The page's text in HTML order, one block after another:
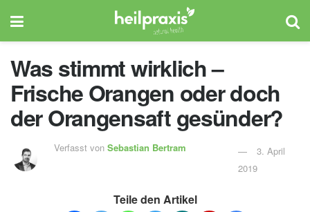
Was stimmt wirklich –
Frische Orangen oder doch
der Orangensaft gesünder?
Verfasst vonSebastian Bertram
3. April
2019
Teile den Artikel